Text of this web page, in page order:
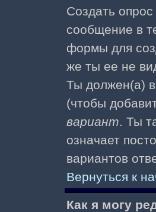
Создать
сообщение в
формы для
же ты ее не
Ты должен(а)
(чтобы
вариант. Ты
означает
вариантов
Вернуться к
Как я могу